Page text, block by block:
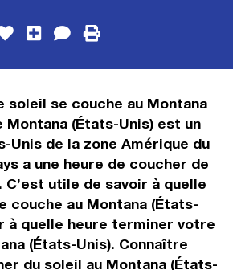
soleil se couche au Montana
Montana (États-Unis) est un
Unis de la zone Amérique du
a une heure de coucher de
utile de savoir à quelle
couche au Montana (États-
à quelle heure terminer votre
(États-Unis). Connaître
du soleil au Montana (États-